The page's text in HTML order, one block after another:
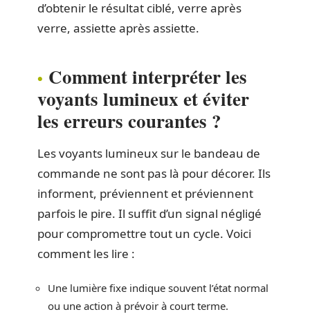
d’obtenir le résultat ciblé, verre après
verre, assiette après assiette.
Comment interpréter les
voyants lumineux et éviter
les erreurs courantes ?
Les voyants lumineux sur le bandeau de
commande ne sont pas là pour décorer. Ils
informent, préviennent et préviennent
parfois le pire. Il suffit d’un signal négligé
pour compromettre tout un cycle. Voici
comment les lire :
Une lumière fixe indique souvent l’état normal
ou une action à prévoir à court terme.